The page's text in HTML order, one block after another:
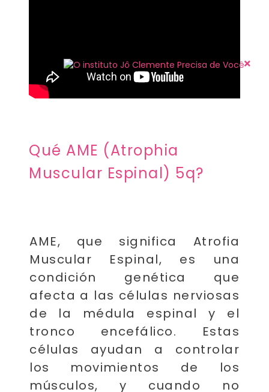
Qué AME (Atrophia
Muscular Espinal) 5q?
AME, que significa Atrofia
Muscular Espinal, es una
condición genética que
afecta a las células nerviosas
de la médula espinal y el
tronco encefálico. Estas
células ayudan a controlar
los movimientos de los
músculos, y cuando no